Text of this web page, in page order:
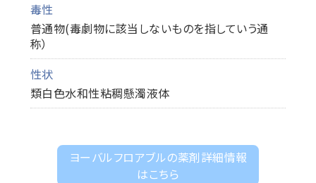
毒性
普通物(毒劇物に該当しないものを指していう通
称）
性状
類白色水和性粘稠懸濁液体
ヨーバルフロアブルの薬剤詳細情報
はこちら